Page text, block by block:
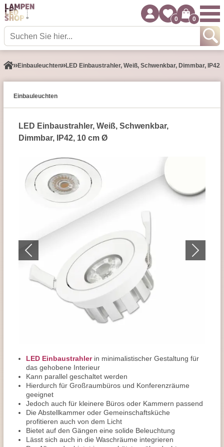
0 0
Einbauleuchten LED Einbaustrahler, Weiß, Schwenkbar, Dimmbar,
Einbauleuchten
LED Einbaustrahler, Weiß, Schwenkbar,
Dimmbar, IP42, 10 cm Ø
LED Einbaustrahlerin minimalistischer Gestaltung für
das gehobene Interieur
Kann parallel geschaltet werden
Hierdurch für Großraumbüros und Konferenzräume
geeignet
Jedoch auch für kleinere Büros oder Kammern passend
Die Abstellkammer oder Gemeinschaftsküche
profitieren auch von dem Licht
Bietet auf den Gängen eine solide Beleuchtung
Lässt sich auch in die Waschräume integrieren